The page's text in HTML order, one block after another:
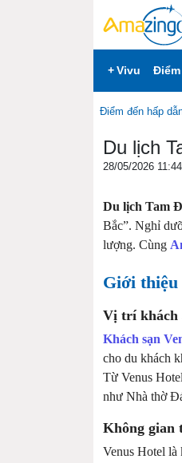
Vivu
+
Điểm đến hấp
Du lịch
28/05/2026 11:44
Du lịch Tam
Bắc”. Nghỉ
lượng. Cùng
Giới thiệu
Vị trí khách
Khách sạn
cho du khách
Từ Venus
như Nhà thờ
Không gian
Venus Hotel là